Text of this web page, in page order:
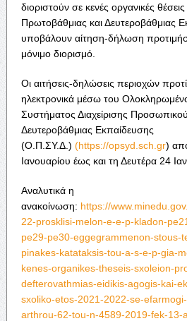
διοριστούν σε κενές οργανικές
Πρωτοβάθμιας και Δευτεροβάθμιας
υποβάλουν αίτηση-δήλωση
μόνιμο διορισμό.
Οι αιτήσεις-δηλώσεις περιοχών
ηλεκτρονικά μέσω του
Συστήματος Διαχείρισης
Δευτεροβάθμιας Εκπαίδευσης
(Ο.Π.ΣΥ.Δ.) (https://opsyd.sch.gr)
Ιανουαρίου έως και τη Δευτέρα 24
Αναλυτικά η
ανακοίνωση: https://
22-prosklisi-melon-e-e-p-kladon-
pe29-pe30-eggegrammenon-stous-
pinakes-katataksis-tou-a-s-e-p-gia-
kenes-organikes-theseis-sxoleion-
defterovathmias-eidikis-agogis-kai-
sxoliko-etos-2021-2022-se-
arthrou-62-tou-n-4589-2019-fek-13-a